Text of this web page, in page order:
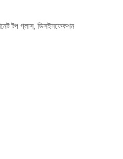
টপ গ্লাস, ডিসইনফেকশন